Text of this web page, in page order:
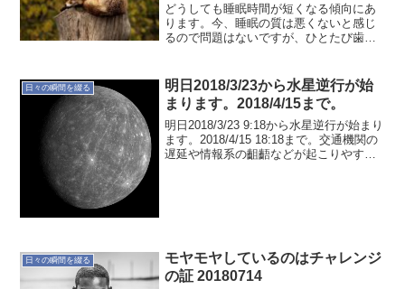
どうしても睡眠時間が短くなる傾向にあ
ります。今、睡眠の質は悪くないと感じ
るので問題はないですが、ひとたび歯車
のところ思いつくのは早寝。早寝するた
めのパターンを見つける...
日々の瞬間を綴る
明日2018/3/23から水星逆行が始
まります。2018/4/15まで。
明日2018/3/23 9:18から水星逆行が始まり
ます。2018/4/15 18:18まで。交通機関の
遅延や情報系の齟齬などが起こりやすい
日々の瞬間を綴る
モヤモヤしているのはチャレンジ
の証 20180714